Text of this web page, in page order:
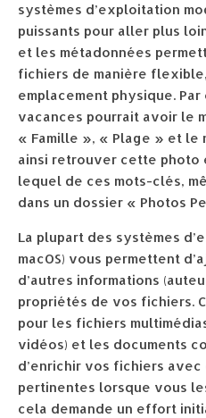
systèmes d’exploitation
puissants pour aller plus
et les métadonnées
fichiers de manière
emplacement physique.
vacances pourrait avoir le
« Famille », « Plage » et le
ainsi retrouver cette photo
lequel de ces mots-clés,
dans un dossier « Photos
La plupart des systèmes
macOS) vous permettent
d’autres informations
propriétés de vos fichiers.
pour les fichiers
vidéos) et les documents
d’enrichir vos fichiers
pertinentes lorsque vous
cela demande un effort